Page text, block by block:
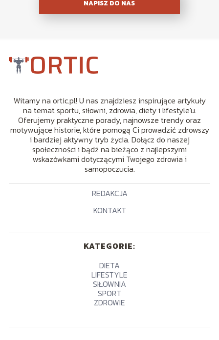
NAPISZ DO NAS
Witamy na ortic.pl! U nas znajdziesz inspirujące artykuły
na temat sportu, siłowni, zdrowia, diety i lifestyle'u.
Oferujemy praktyczne porady, najnowsze trendy oraz
motywujące historie, które pomogą Ci prowadzić zdrowszy
i bardziej aktywny tryb życia. Dołącz do naszej
społeczności i bądź na bieżąco z najlepszymi
wskazówkami dotyczącymi Twojego zdrowia i
samopoczucia.
REDAKCJA
KONTAKT
KATEGORIE:
DIETA
LIFESTYLE
SIŁOWNIA
SPORT
ZDROWIE